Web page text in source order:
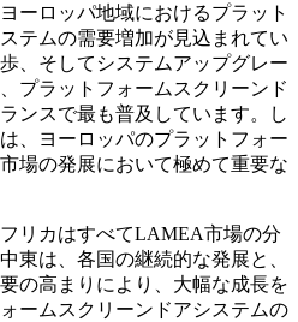
ーロッパ地域におけるプラット
テムの需要増加が見込まれてい
、そしてシステムアップグレー
プラットフォームスクリーンド
ンスで最も普及しています。し
、ヨーロッパのプラットフォー
場の発展において極めて重要な
リカはすべてLAMEA市場の分
東は、各国の継続的な発展と、
の高まりにより、大幅な成長を
ームスクリーンドアシステムの